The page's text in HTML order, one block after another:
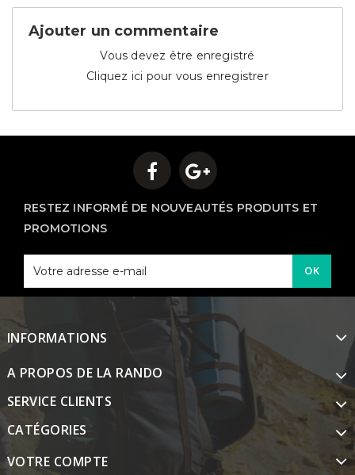
Ajouter un commentaire
Vous devez être enregistré
Cliquez ici pour vous enregistrer
RESTEZ INFORMÉ DE NOUVEAUTÉS PRODUITS ET
PROMOTIONS
OK
INFORMATIONS
A PROPOS DE LA RANDO
SERVICE CLIENTS
CATÉGORIES
VOTRE COMPTE